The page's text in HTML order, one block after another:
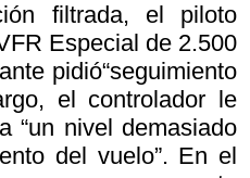
filtrada, el piloto
Especial de 2.500
pidió“seguimiento
el controlador le
“un nivel demasiado
del vuelo”. En el